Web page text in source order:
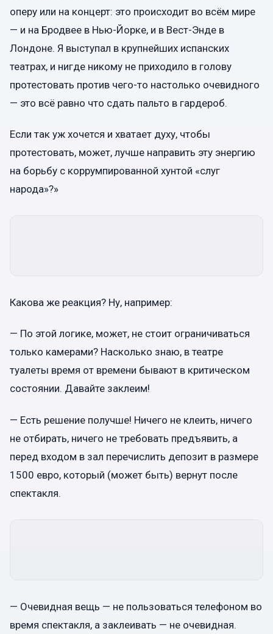
оперу или на концерт: это происходит во всём мире
— и на Бродвее в Нью-Йорке, и в Вест-Энде в
Лондоне. Я выступал в крупнейших испанских
театрах, и нигде никому не приходило в голову
протестовать против чего-то настолько очевидного
— это всё равно что сдать пальто в гардероб.
Если так уж хочется и хватает духу, чтобы
протестовать, может, лучше направить эту энергию
на борьбу с коррумпированной хунтой «слуг
народа»?»
Какова же реакция? Ну, например:
— По этой логике, может, не стоит ограничиваться
только камерами? Насколько знаю, в театре
туалеты время от времени бывают в критическом
состоянии. Давайте заклеим!
— Есть решение получше! Ничего не клеить, ничего
не отбирать, ничего не требовать предъявить, а
перед входом в зал перечислить депозит в размере
1500 евро, который (может быть) вернут после
спектакля.
— Очевидная вещь — не пользоваться телефоном во
время спектакля, а заклеивать — не очевидная.